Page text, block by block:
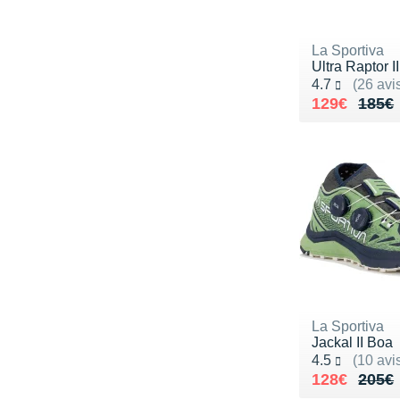
La Sportiva
Ultra Raptor
4.7
(26
Noté 4.7 sur 5
185€
Au lieu de
129€
Vendu 129€
La Sportiva
Jackal II Boa
4.5
(10
Noté 4.5 sur 5
205€
Au lieu de
128€
Vendu 128€